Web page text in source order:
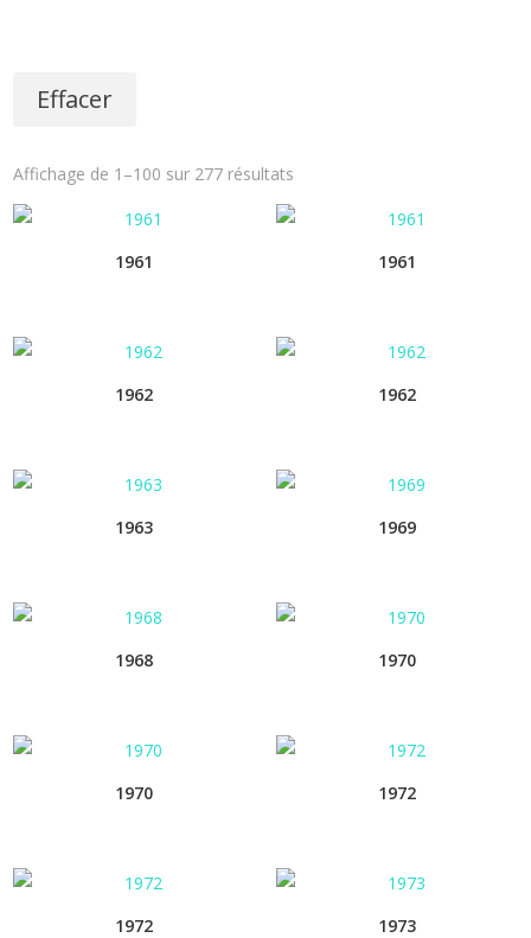
Effacer
Affichage de 1–100 sur 277 résultats
1961 1961
1962 1962
1963 1969
1968 1970
1970 1972
1972 1973